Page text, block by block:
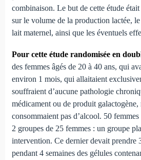
combinaison. Le but de cette étude
sur le volume de la production lactée,
lait maternel, ainsi que les éventuels
Pour cette étude randomisée en
des femmes âgés de 20 à 40 ans, qui
environ 1 mois, qui allaitaient
souffraient d’aucune pathologie
médicament ou de produit galactogène,
consommaient pas d’alcool. 50 femmes
2 groupes de 25 femmes : un groupe
intervention. Ce dernier devait prendre
pendant 4 semaines des gélules